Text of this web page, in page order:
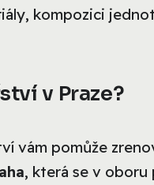
kompozici
v Praze?
vám pomůže
, která se v